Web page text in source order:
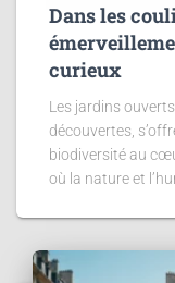
Dans les
curieux
Les jardins
découvertes,
biodiversité au
où la nature et